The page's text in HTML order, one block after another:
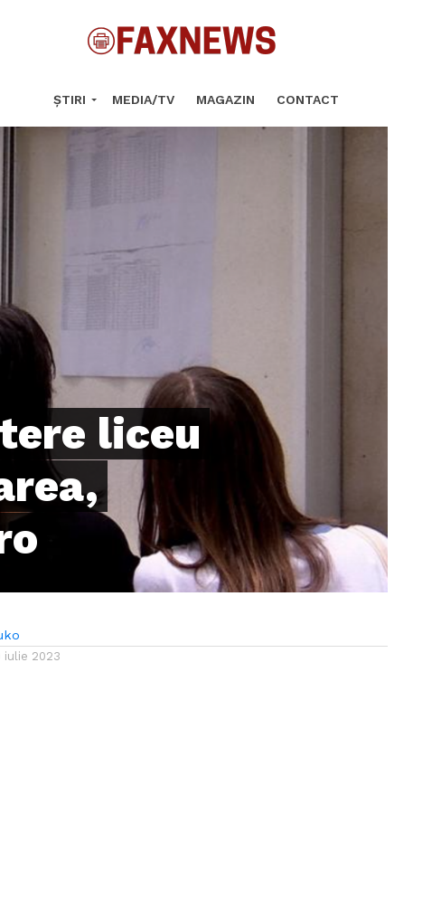
ȘTIRI MEDIA/TV MAGAZIN CONTACT
liceu
iulie 2023